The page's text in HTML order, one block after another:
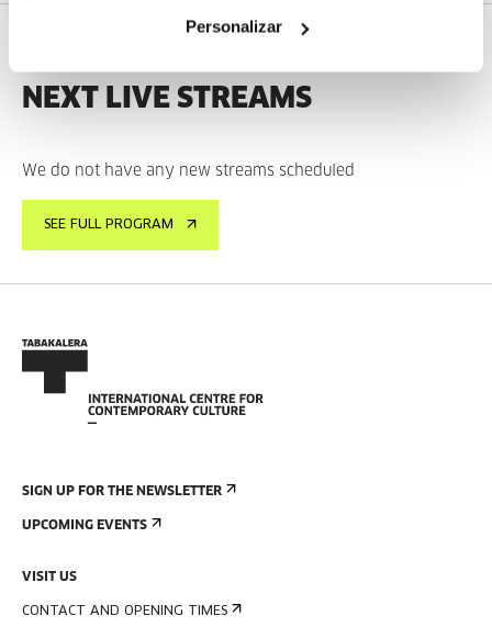
Personalizar
NEXT LIVE STREAMS
We do not have any new streams scheduled
SEE FULL PROGRAM
SIGN UP FOR THE NEWSLETTER
UPCOMING EVENTS
VISIT US
CONTACT AND OPENING TIMES